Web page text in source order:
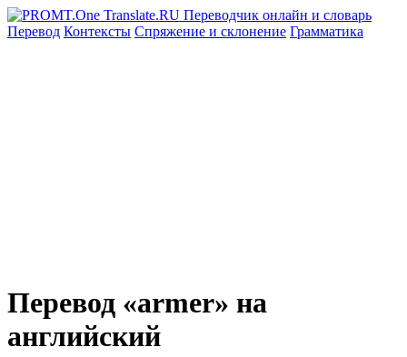
Перевод Контексты Спряжение и склонение Грамматика
Перевод «armer» на
английский